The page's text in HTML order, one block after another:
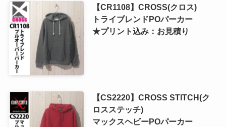
【CR1108】CROSS(クロス)
トライブレンドPOパーカー
★プリント込み：お見積り
【CS2220】CROSS STITCH(ク
ロスステッチ)
マックスヘビーPOパーカー